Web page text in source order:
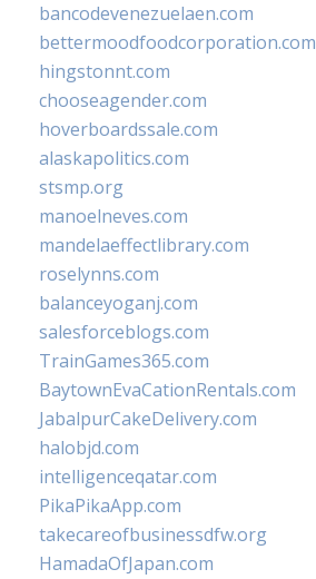
bancodevenezuelaen.com
bettermoodfoodcorporation.com
hingstonnt.com
chooseagender.com
hoverboardssale.com
alaskapolitics.com
stsmp.org
manoelneves.com
mandelaeffectlibrary.com
roselynns.com
balanceyoganj.com
salesforceblogs.com
TrainGames365.com
BaytownEvaCationRentals.com
JabalpurCakeDelivery.com
halobjd.com
intelligenceqatar.com
PikaPikaApp.com
takecareofbusinessdfw.org
HamadaOfJapan.com